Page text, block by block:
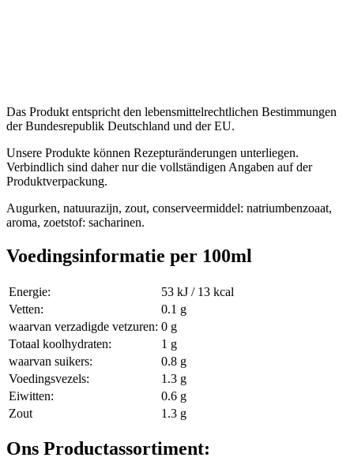
Das Produkt entspricht den lebensmittelrechtlichen Bestimmungen
der Bundesrepublik Deutschland und der EU.
Unsere Produkte können Rezepturänderungen unterliegen.
Verbindlich sind daher nur die vollständigen Angaben auf der
Produktverpackung.
Augurken, natuurazijn, zout, conserveermiddel: natriumbenzoaat,
aroma, zoetstof: sacharinen.
Voedingsinformatie per 100ml
Energie:
53 kJ / 13 kcal
Vetten:
0.1 g
waarvan verzadigde vetzuren: 0 g
Totaal koolhydraten:
1 g
waarvan suikers:
0.8 g
Voedingsvezels:
1.3 g
Eiwitten:
0.6 g
Zout
1.3 g
Ons Productassortiment: